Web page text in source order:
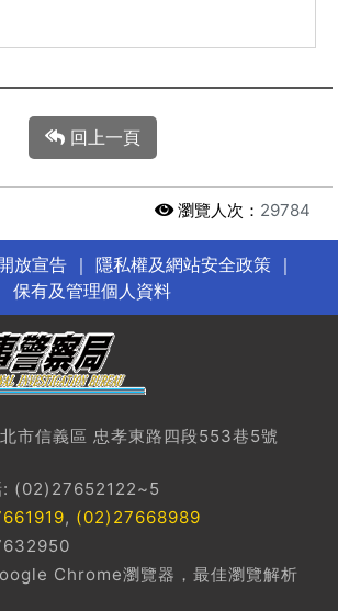
回上一頁
瀏覽人次： 29784
放宣告｜ 隱私權及網站安全政策｜
保有及管理個人資料
市信義區 忠孝東路四段553巷5號
: (02)27652122~5
, (02)27668989
Chrome瀏覽器，最佳瀏覽解析